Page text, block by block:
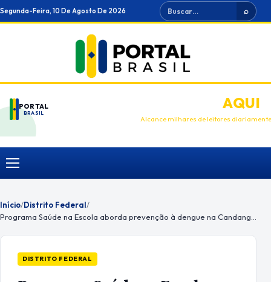
Ir
para
Segunda-Feira, 10 De Agosto De 2026 Buscar ⌕
PORTAL
BRASIL
ANUNCIEAQUI
Alcance milhares de leitores diariamente
Menu
Início/Distrito Federal/
DISTRITO FEDERAL